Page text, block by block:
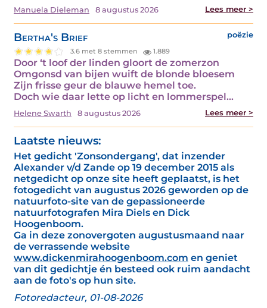
Manuela Dieleman 8 augustus 2026 Lees meer >
Bertha's Brief poëzie
3.6 met 8 stemmen 1.889
Door ‘t loof der linden gloort de zomerzon
Omgonsd van bijen wuift de blonde bloesem
Zijn frisse geur de blauwe hemel toe.
Doch wie daar lette op licht en lommerspel…
Helene Swarth 8 augustus 2026 Lees meer >
Laatste nieuws:
Het gedicht 'Zonsondergang', dat inzender
Alexander v/d Zande op 19 december 2015 als
netgedicht op onze site heeft geplaatst, is het
fotogedicht van augustus 2026 geworden op de
natuurfoto-site van de gepassioneerde
natuurfotografen Mira Diels en Dick
Hoogenboom.
Ga in deze zonovergoten augustusmaand naar
de verrassende website
www.dickenmirahoogenboom.com en geniet
van dit gedichtje én besteed ook ruim aandacht
aan de foto's op hun site.
Fotoredacteur, 01-08-2026